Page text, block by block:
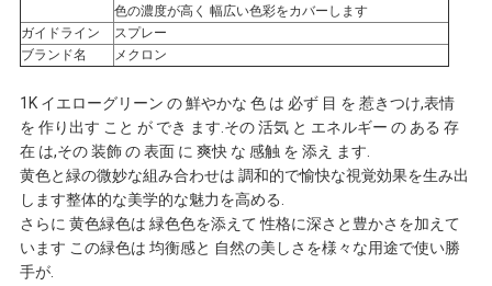
シ
ー
ポ
リ
シ
色の濃度が高く 幅広い色彩をカバーします
ガイドライン
スプレー
ブランド名
メクロン
1K イエローグリーン の 鮮やかな 色 は 必ず 目 を 惹きつけ,表情
を 作り出す こと が でき ます.その 活気 と エネルギー の ある 存
在 は,その 装飾 の 表面 に 爽快 な 感触 を 添え ます.
黄色と緑の微妙な組み合わせは 調和的で愉快な視覚効果を生み出
します整体的な美学的な魅力を高める.
さらに 黄色緑色は 緑色色を添えて 性格に深さと豊かさを加えて
います この緑色は 均衡感と 自然の美しさを様々な用途で使い勝
手が.